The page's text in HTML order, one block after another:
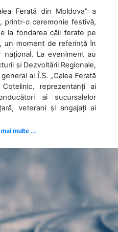
Ferată din Moldova” a
printr-o ceremonie festivă,
la fondarea căii ferate pe
un moment de referință în
național. La eveniment au
și Dezvoltării Regionale,
al Î.S. „Calea Ferată
reprezentanți ai
ai sucursalelor
veterani și angajați ai
multe ...